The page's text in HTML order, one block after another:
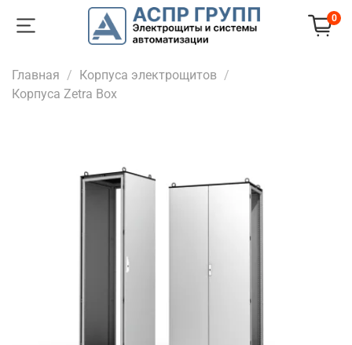
0
Главная
Корпуса электрощитов
Корпуса Zetra Box